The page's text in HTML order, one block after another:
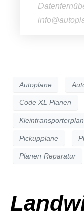
Autoplane
Code XL Planen
Pickupplane
Planen Reparatur